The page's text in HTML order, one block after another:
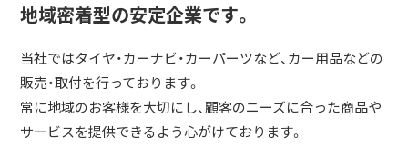
地域密着型の安定企業です。
当社ではタイヤ・カーナビ・カーパーツなど、カー用品などの
販売・取付を行っております。
常に地域のお客様を大切にし、顧客のニーズに合った商品や
サービスを提供できるよう心がけております。